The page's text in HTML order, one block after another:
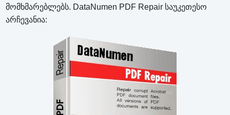
მომხმარებლებს. DataNumen PDF Repair საუკეთესო
არჩევანია: